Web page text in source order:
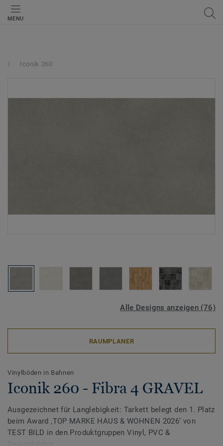
MENU
Iconik 260
Alle Designs anzeigen (76)
RAUMPLANER
Vinylböden in Bahnen
Iconik 260 - Fibra 4 GRAVEL
Ausgezeichnet für Langlebigkeit: Tarkett belegt den 1. Platz
beim Award ‚TOP MARKE HAUS & WOHNEN 2026‘ von
TEST BILD in den Produktgruppen Vinyl, PVC &